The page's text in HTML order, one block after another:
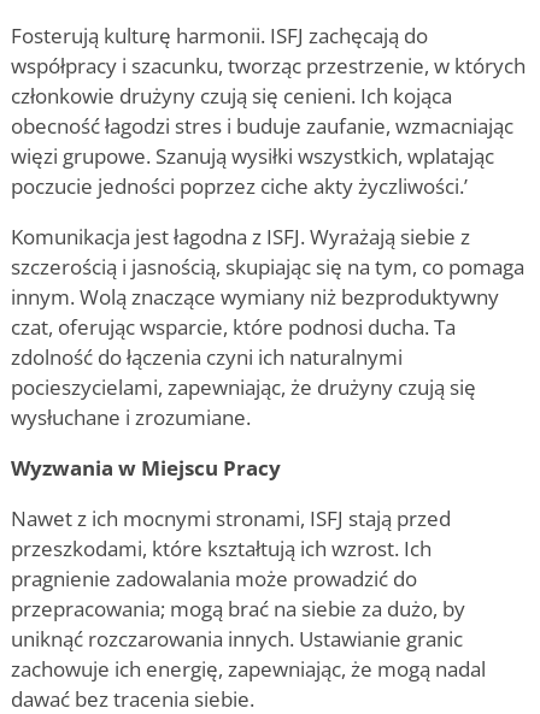
Fosterują kulturę harmonii. ISFJ zachęcają do
współpracy i szacunku, tworząc przestrzenie, w których
członkowie drużyny czują się cenieni. Ich kojąca
obecność łagodzi stres i buduje zaufanie, wzmacniając
więzi grupowe. Szanują wysiłki wszystkich, wplatając
poczucie jedności poprzez ciche akty życzliwości.’
Komunikacja jest łagodna z ISFJ. Wyrażają siebie z
szczerością i jasnością, skupiając się na tym, co pomaga
innym. Wolą znaczące wymiany niż bezproduktywny
czat, oferując wsparcie, które podnosi ducha. Ta
zdolność do łączenia czyni ich naturalnymi
pocieszycielami, zapewniając, że drużyny czują się
wysłuchane i zrozumiane.
Wyzwania w Miejscu Pracy
Nawet z ich mocnymi stronami, ISFJ stają przed
przeszkodami, które kształtują ich wzrost. Ich
pragnienie zadowalania może prowadzić do
przepracowania; mogą brać na siebie za dużo, by
uniknąć rozczarowania innych. Ustawianie granic
zachowuje ich energię, zapewniając, że mogą nadal
dawać bez tracenia siebie.